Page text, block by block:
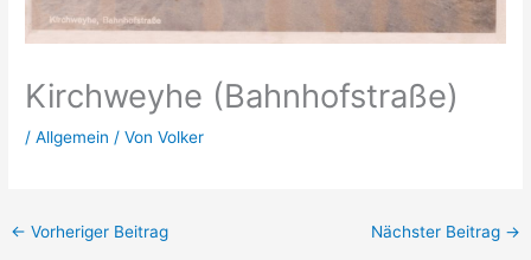
Kirchweyhe (Bahnhofstraße)
/Allgemein / VonVolker
← Vorheriger Beitrag Nächster Beitrag →